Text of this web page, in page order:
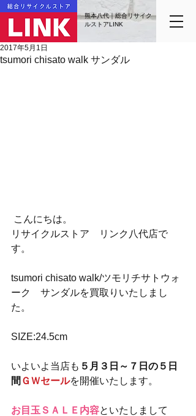
熊本八代｜総合リサイク
ルストアLINK
tsumori chisato walk サンダル
2017年5月1日
こんにちは。
リサイクルストア　リンク八代店で
す。
tsumori chisato walk/ツモリチサトウォ
ーク　サンダルを買取りいたしまし
た。
SIZE:24.5cm
いよいよ当店も ５月３日～７日の５日
間 ＧＷセールを開催いたします。
お目玉ＳＡＬＥ内容といたしまして